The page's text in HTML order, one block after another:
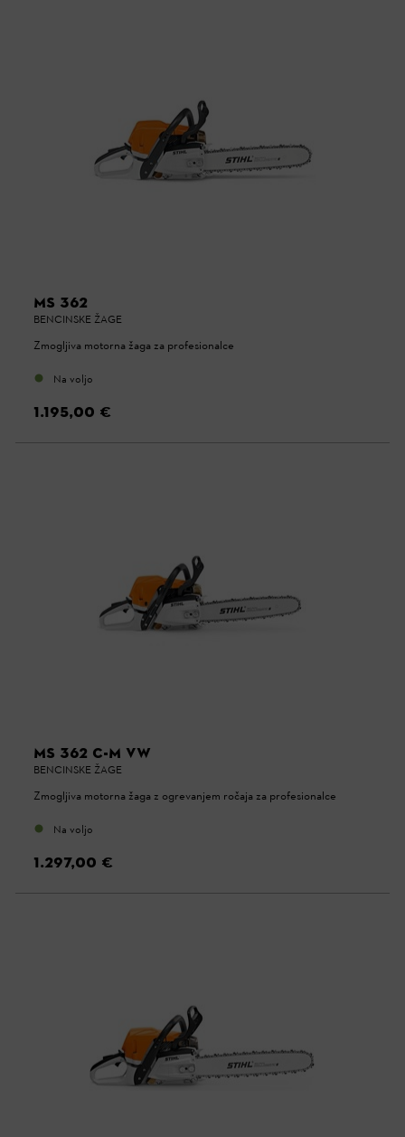
MS 362
BENCINSKE ŽAGE
Zmogljiva motorna žaga za profesionalce
Na voljo
1.195,00 €
MS 362 C-M VW
BENCINSKE ŽAGE
Zmogljiva motorna žaga z ogrevanjem ročaja za profesionalce
Na voljo
1.297,00 €